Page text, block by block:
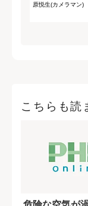
原悦生(カメラマン)
こちらも読